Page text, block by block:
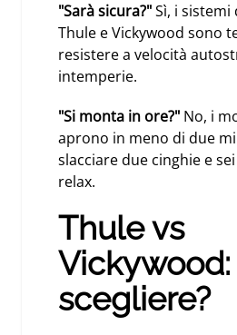
"Sarà sicura?"Sì, i sistemi
Thule e Vickywood sono
resistere a velocità
intemperie.
"Si monta in ore?" No, i
aprono in meno di due
slacciare due cinghie e
relax.
Thule vs
scegliere?